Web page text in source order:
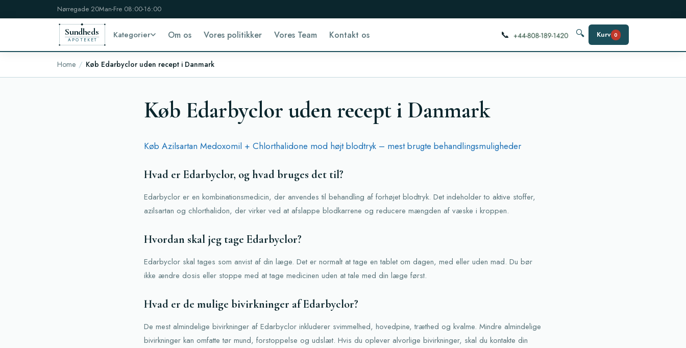
Nørregade 20Man-Fre 08:00-16:00
Sundheds
APOTEKET
Kategorier Om os Vores politikker Vores Team Kontakt os 📞 🔍 Kurv 0
Home Køb Edarbyclor uden recept i Danmark
Køb Edarbyclor uden recept i Danmark
Køb Azilsartan Medoxomil + Chlorthalidone mod højt blodtryk – mest brugte behandlingsmuligheder
Hvad er Edarbyclor, og hvad bruges det til?
Edarbyclor er en kombinationsmedicin, der anvendes til behandling af forhøjet blodtryk. Det indeholder to aktive stoffer,
azilsartan og chlorthalidon, der virker ved at afslappe blodkarrene og reducere mængden af væske i kroppen.
Hvordan skal jeg tage Edarbyclor?
Edarbyclor skal tages som anvist af din læge. Det er normalt at tage en tablet om dagen, med eller uden mad. Du bør
ikke ændre dosis eller stoppe med at tage medicinen uden at tale med din læge først.
Hvad er de mulige bivirkninger af Edarbyclor?
De mest almindelige bivirkninger af Edarbyclor inkluderer svimmelhed, hovedpine, træthed og kvalme. Mindre almindelige
bivirkninger kan omfatte tør mund, forstoppelse og udslæt. Hvis du oplever alvorlige bivirkninger, skal du kontakte din